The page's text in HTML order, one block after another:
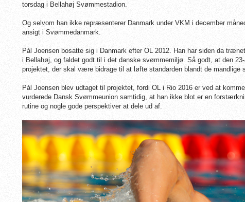
torsdag i Bellahøj Svømmestadion.
Og selvom han ikke repræsenterer Danmark under VKM i december
ansigt i Svømmedanmark.
Pál Joensen bosatte sig i Danmark efter OL 2012. Han har siden da
i Bellahøj, og faldet godt til i det danske svømmemiljø. Så godt, at den
projektet, der skal være bidrage til at løfte standarden blandt de mandlige
Pál Joensen blev udtaget til projektet, fordi OL i Rio 2016 er ved at
vurderede Dansk Svømmeunion samtidig, at han ikke blot er en
rutine og nogle gode perspektiver at dele ud af.